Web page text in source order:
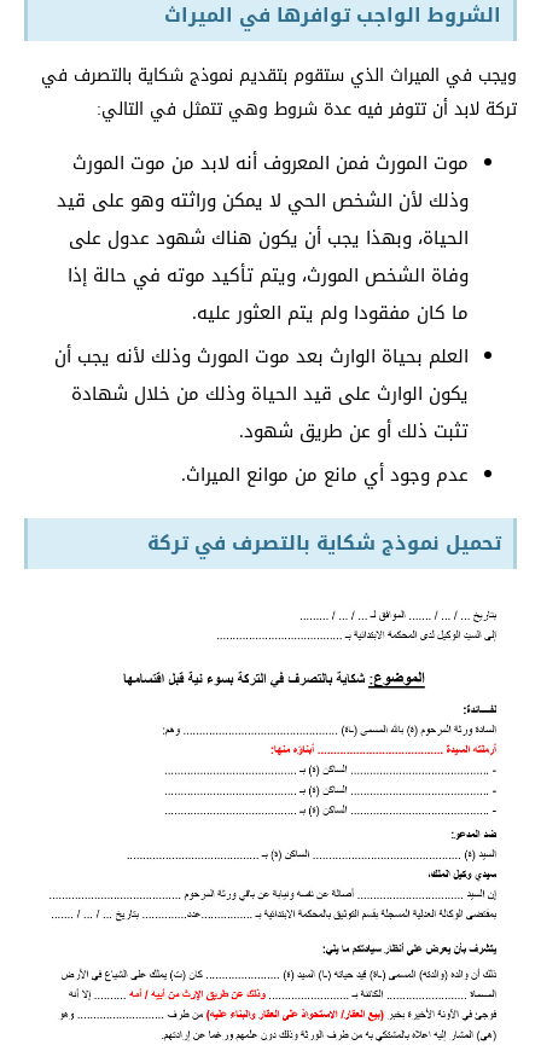
الشروط الواجب توافرها في الميراث
ويجب في الميراث الذي ستقوم بتقديم نموذج شكاية بالتصرف في
تركة لابد أن تتوفر فيه عدة شروط وهي تتمثل في التالي:
موت المورث فمن المعروف أنه لابد من موت المورث
وذلك لأن الشخص الحي لا يمكن وراثته وهو على قيد
الحياة، وبهذا يجب أن يكون هناك شهود عدول على
وفاة الشخص المورث، ويتم تأكيد موته في حالة إذا
ما كان مفقودا ولم يتم العثور عليه.
العلم بحياة الوارث بعد موت المورث وذلك لأنه يجب أن
يكون الوارث على قيد الحياة وذلك من خلال شهادة
تثبت ذلك أو عن طريق شهود.
عدم وجود أي مانع من موانع الميراث.
تحميل نموذج شكاية بالتصرف في تركة